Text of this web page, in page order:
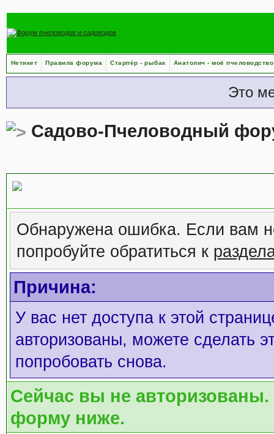
Нетикет Правила форума Старпёр - рыбак Анатолич - моё пчеловодство
Это
Садово-Пчеловодный
Обнаружена ошибка. Если вам
попробуйте обратиться к
Причина:
У вас нет доступа к этой
авторизованы, можете сделать
попробовать снова.
Сейчас вы не авторизованы.
форму ниже.